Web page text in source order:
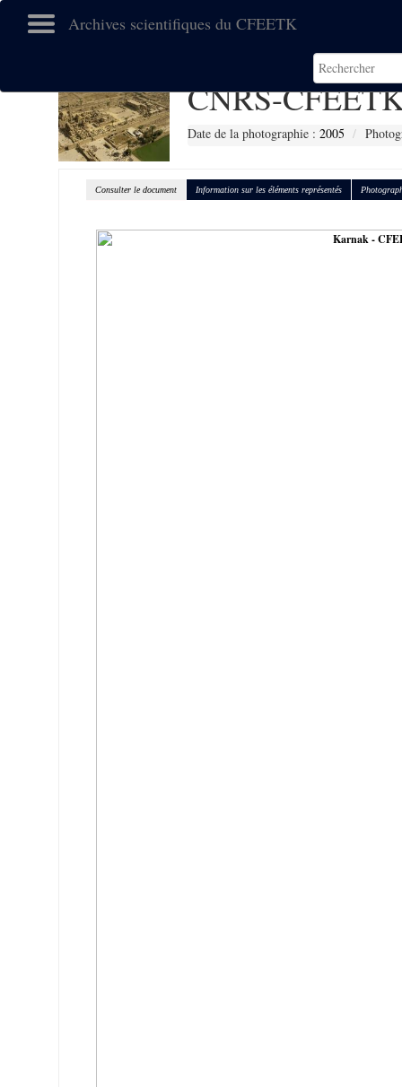
Archives scientifiques du CFEETK
CNRS-
Date de la photographie :2005
Consulter le document Information sur les éléments représentés